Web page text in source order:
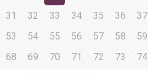
31 32 33 34 35 36 37
53 54 55 56 57 58 59
68 69 70 71 72 73 74